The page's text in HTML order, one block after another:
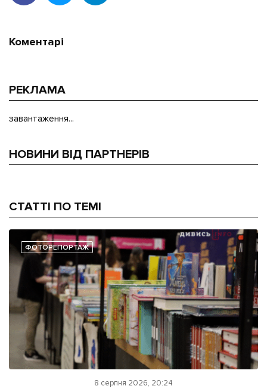
Коментарі
РЕКЛАМА
завантаження...
НОВИНИ ВІД ПАРТНЕРІВ
СТАТТІ ПО ТЕМІ
ФОТОРЕПОРТАЖ
8 серпня 2026, 20:24